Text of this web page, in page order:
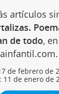
artículos
de todo,
de febrero de
11 de enero de